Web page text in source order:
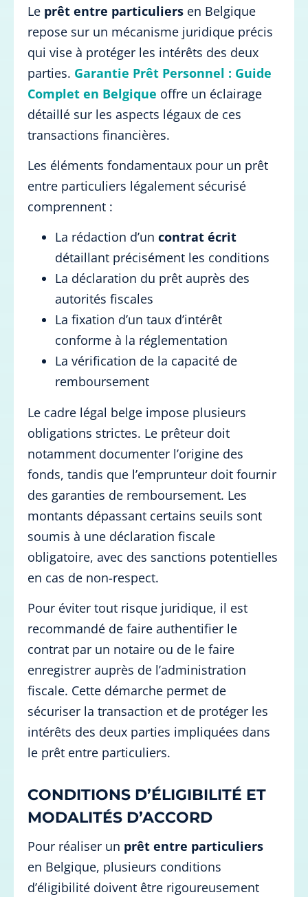
Le prêt entre particuliers en Belgique
repose sur un mécanisme juridique précis
qui vise à protéger les intérêts des deux
parties. Garantie Prêt Personnel : Guide
Complet en Belgique offre un éclairage
détaillé sur les aspects légaux de ces
transactions financières.
Les éléments fondamentaux pour un prêt
entre particuliers légalement sécurisé
comprennent :
La rédaction d’un contrat écrit
détaillant précisément les conditions
La déclaration du prêt auprès des
autorités fiscales
La fixation d’un taux d’intérêt
conforme à la réglementation
La vérification de la capacité de
remboursement
Le cadre légal belge impose plusieurs
obligations strictes. Le prêteur doit
notamment documenter l’origine des
fonds, tandis que l’emprunteur doit fournir
des garanties de remboursement. Les
montants dépassant certains seuils sont
soumis à une déclaration fiscale
obligatoire, avec des sanctions potentielles
en cas de non-respect.
Pour éviter tout risque juridique, il est
recommandé de faire authentifier le
contrat par un notaire ou de le faire
enregistrer auprès de l’administration
fiscale. Cette démarche permet de
sécuriser la transaction et de protéger les
intérêts des deux parties impliquées dans
le prêt entre particuliers.
CONDITIONS D’ÉLIGIBILITÉ ET
MODALITÉS D’ACCORD
Pour réaliser un prêt entre particuliers
en Belgique, plusieurs conditions
d’éligibilité doivent être rigoureusement